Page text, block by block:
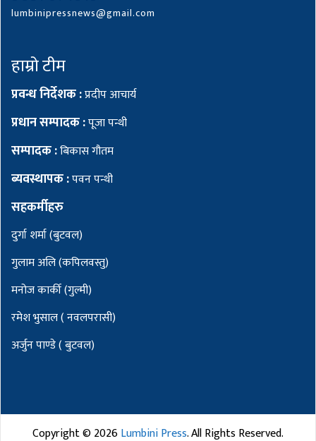
lumbinipressnews@gmail.com
हाम्रो टीम
प्रवन्ध निर्देशक :प्रदीप आचार्य
प्रधान सम्पादक :पूजा पन्थी
सम्पादक :बिकास गौतम
ब्यवस्थापक :पवन पन्थी
सहकर्मीहरु
दुर्गा शर्मा (बुटवल)
गुलाम अलि (कपिलवस्तु)
मनोज कार्की (गुल्मी)
रमेश भुसाल ( नवलपरासी)
अर्जुन पाण्डे ( बुटवल)
Copyright ©2026Lumbini Press. All Rights Reserved.